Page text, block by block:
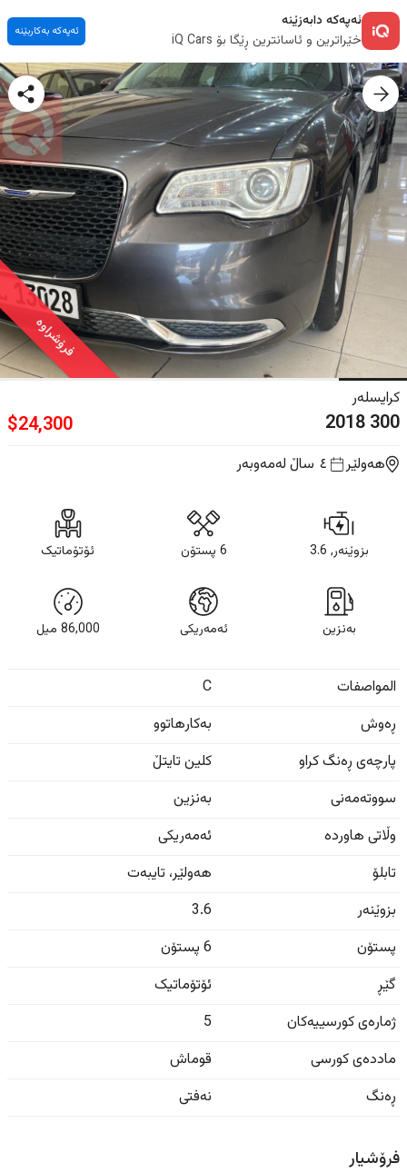
ئەپەکە دابەزێنە
خێراترین و ئاسانترین ڕێگا بۆ iQ Cars
ئەپەکە بەکاربێنە
فرۆشراوە
کرایسلەر
300
2018
$24,300
هەولێر ٤ ساڵ لەمەوبەر
بزوێنەر, 3.6 6 پستۆن ئۆتۆماتیک
بەنزین ئەمەریکی 86,000 ميل
المواصفات
C
ڕەوش
بەکارهاتوو
پارچەی ڕەنگ کراو
کلین تایتڵ
سووتەمەنی
بەنزین
وڵاتی هاوردە
ئەمەریکی
تابلۆ
هەولێر، تایبەت
بزوێنەر
3.6
پستۆن
6 پستۆن
گێڕ
ئۆتۆماتیک
ژمارەی کورسییەکان
5
ماددەی کورسی
قوماش
ڕەنگ
نەفتی
فرۆشیار